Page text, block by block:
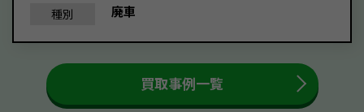
種別 廃車
買取事例一覧